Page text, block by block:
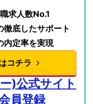
求人数No.1
徹底したサポート
内定率を実現
コチラ
)公式サイト
員登録